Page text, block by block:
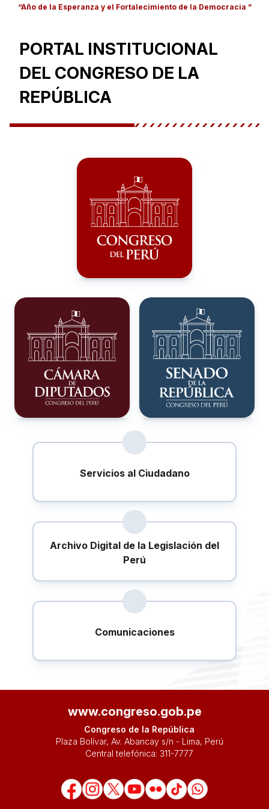
“Año de la Esperanza y el Fortalecimiento de la Democracia ”
PORTAL INSTITUCIONAL
DEL CONGRESO DE LA
REPÚBLICA
Servicios al Ciudadano
Archivo Digital de la Legislación del
Perú
Comunicaciones
www.congreso.gob.pe
Congreso de la República
Plaza Bolívar, Av. Abancay s/n - Lima, Perú
Central telefónica: 311-7777